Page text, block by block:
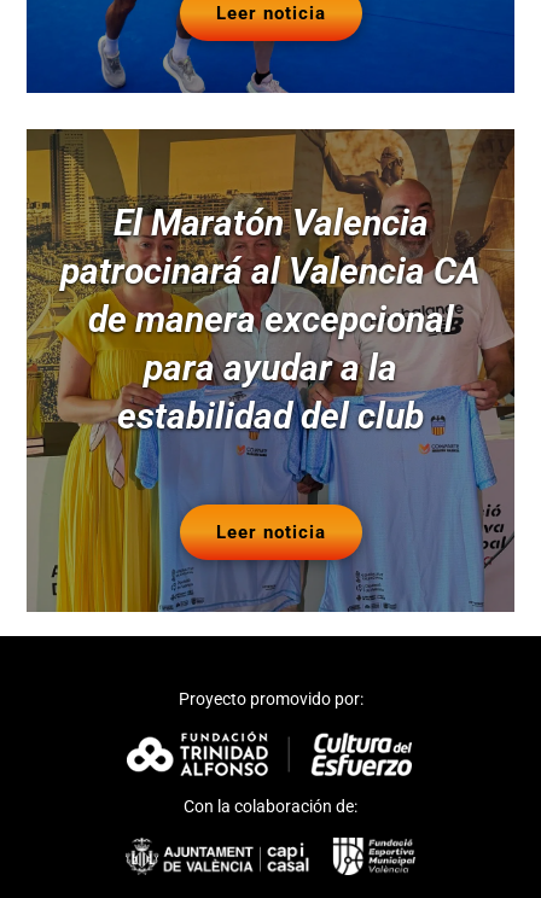
Leer noticia
El Maratón Valencia
patrocinará al Valencia CA
de manera excepcional
para ayudar a la
estabilidad del club
Leer noticia
Proyecto promovido por:
Con la colaboración de: